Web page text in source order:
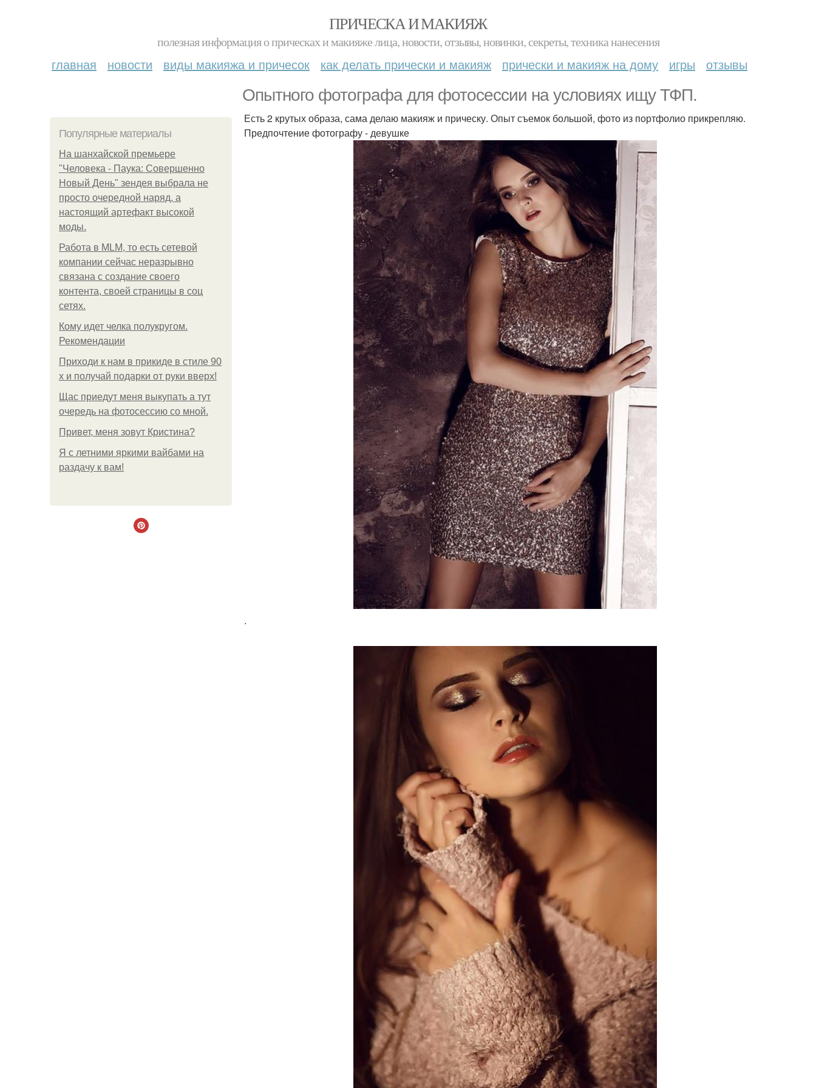
ПРИЧЕСКА И МАКИЯЖ
полезная информация о прическах и макияже лица, новости, отзывы, новинки, секреты, техника нанесения
главная новости виды макияжа и причесок как делать прически и макияж прически и макияж на дому игры отзывы
Опытного фотографа для фотосессии на условиях ищу ТФП.
Популярные материалы
На шанхайской премьере
"Человека - Паука: Совершенно
Новый День" зендея выбрала не
просто очередной наряд, а
настоящий артефакт высокой
моды.
Работа в MLM, то есть сетевой
компании сейчас неразрывно
связана с создание своего
контента, своей страницы в соц
сетях.
Кому идет челка полукругом.
Рекомендации
Приходи к нам в прикиде в стиле 90
х и получай подарки от руки вверх!
Щас приедут меня выкупать а тут
очередь на фотосессию со мной.
Привет, меня зовут Кристина?
Я с летними яркими вайбами на
раздачу к вам!
Есть 2 крутых образа, сама делаю макияж и прическу. Опыт съемок большой, фото из портфолио прикрепляю.
Предпочтение фотографу - девушке
.